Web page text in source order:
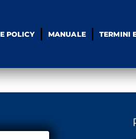
POLICY MANUALE TERMINI